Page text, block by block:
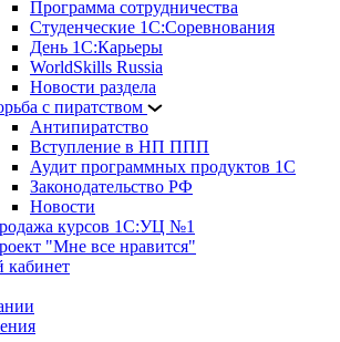
Программа сотрудничества
Студенческие 1С:Соревнования
День 1С:Карьеры
WorldSkills Russia
Новости раздела
с пиратством
Антипиратство
Вступление в НП ППП
Аудит программных продуктов 1С
Законодательство РФ
Новости
курсов 1С:УЦ №1
"Мне все нравится"